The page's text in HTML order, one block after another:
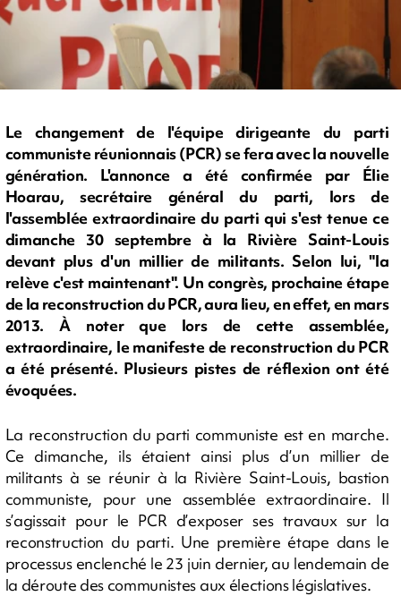
Le changement de l'équipe dirigeante du parti
communiste réunionnais (PCR) se fera avec la nouvelle
génération. L'annonce a été confirmée par Élie
Hoarau, secrétaire général du parti, lors de
l'assemblée extraordinaire du parti qui s'est tenue ce
dimanche 30 septembre à la Rivière Saint-Louis
devant plus d'un millier de militants. Selon lui, "la
relève c'est maintenant". Un congrès, prochaine étape
de la reconstruction du PCR, aura lieu, en effet, en mars
2013. À noter que lors de cette assemblée,
extraordinaire, le manifeste de reconstruction du PCR
a été présenté. Plusieurs pistes de réflexion ont été
évoquées.
La reconstruction du parti communiste est en marche.
Ce dimanche, ils étaient ainsi plus d’un millier de
militants à se réunir à la Rivière Saint-Louis, bastion
communiste, pour une assemblée extraordinaire. Il
s’agissait pour le PCR d’exposer ses travaux sur la
reconstruction du parti. Une première étape dans le
processus enclenché le 23 juin dernier, au lendemain de
la déroute des communistes aux élections législatives.